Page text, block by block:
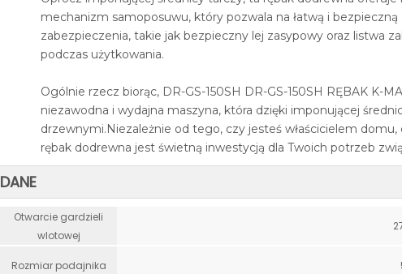
mechanizm samoposuwu, który pozwala na łatwą i
zabezpieczenia, takie jak bezpieczny lej zasypowy oraz listwa
podczas użytkowania.
Ogólnie rzecz biorąc, DR-GS-150SH DR-GS-150SH RĘBAK K-
niezawodna i wydajna maszyna, która dzięki imponującej
drzewnymi.Niezależnie od tego, czy jesteś właścicielem
rębak dodrewna jest świetną inwestycją dla Twoich potrzeb
DANE
Otwarcie gardzieli
wlotowej
Rozmiar podajnika